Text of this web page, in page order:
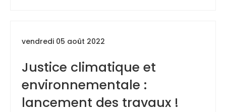
vendredi 05 août 2022
Justice climatique et
environnementale :
lancement des travaux !